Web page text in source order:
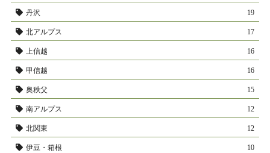
丹沢 19
北アルプス 17
上信越 16
甲信越 16
奥秩父 15
南アルプス 12
北関東 12
伊豆・箱根 10